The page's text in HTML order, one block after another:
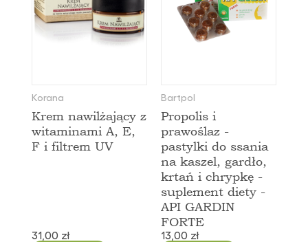
Korana
Krem nawilżający z
witaminami A, E,
F i filtrem UV
31,00 zł
Bartpol
Propolis i
prawoślaz -
pastylki do ssania
na kaszel, gardło,
krtań i chrypkę -
suplement diety -
API GARDIN
FORTE
13,00 zł